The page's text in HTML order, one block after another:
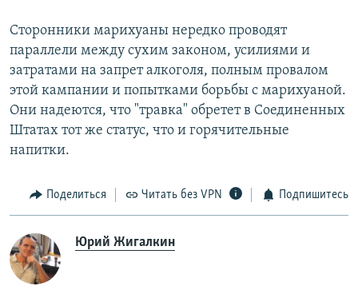
Сторонники марихуаны нередко проводят
параллели между сухим законом, усилиями и
затратами на запрет алкоголя, полным провалом
этой кампании и попытками борьбы с марихуаной.
Они надеются, что "травка" обретет в Соединенных
Штатах тот же статус, что и горячительные
напитки.
Поделиться Читать без VPN Подпишитесь
Юрий Жигалкин